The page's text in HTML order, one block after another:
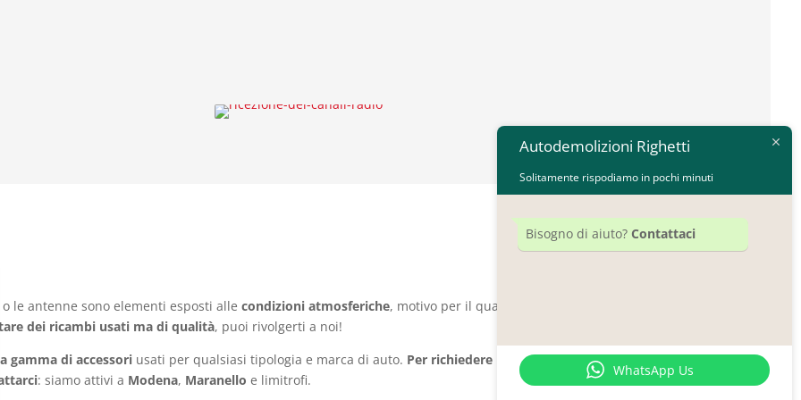
le antenne sono elementi esposti allecondizioni atmosferiche, motivo per il quale a volte hanno bisogno di
dei ricambi usati ma di qualità, puoi rivolgerti a noi!
gamma di accessori usati per qualsiasi tipologia e marca di auto. Per richiedere informazioni più dettagliate
: siamo attivi a Modena, Maranello e limitrofi.
Autodemolizioni Righetti
Solitamente rispodiamo in pochi minuti
Bisogno di aiuto? Contattaci
WhatsApp Us